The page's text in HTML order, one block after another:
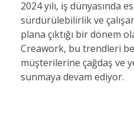
2024 yılı, iş dünyasında
sürdürülebilirlik ve
plana çıktığı bir dönem
Creawork, bu trendleri
müşterilerine çağdaş ve
sunmaya devam ediyor.